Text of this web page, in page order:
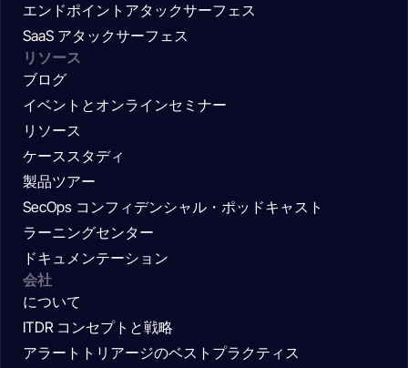
エンドポイントアタックサーフェス
SaaS アタックサーフェス
リソース
ブログ
イベントとオンラインセミナー
リソース
ケーススタディ
製品ツアー
SecOps コンフィデンシャル・ポッドキャスト
ラーニングセンター
ドキュメンテーション
会社
について
ITDR コンセプトと戦略
アラートトリアージのベストプラクティス